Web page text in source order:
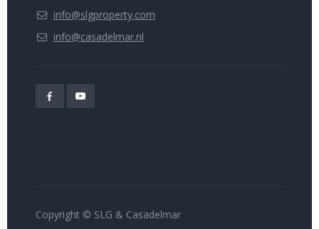
info@slgproperty.com
info@casadelmar.nl
Copyright © SLG & Casadelmar